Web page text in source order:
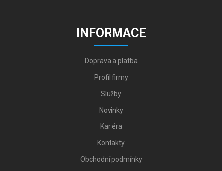
INFORMACE
Doprava a platba
Profil firmy
Služby
Novinky
Kariéra
Kontakty
Obchodní podmínky